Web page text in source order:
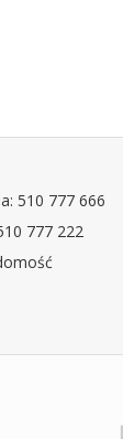
510 777 666
777 222